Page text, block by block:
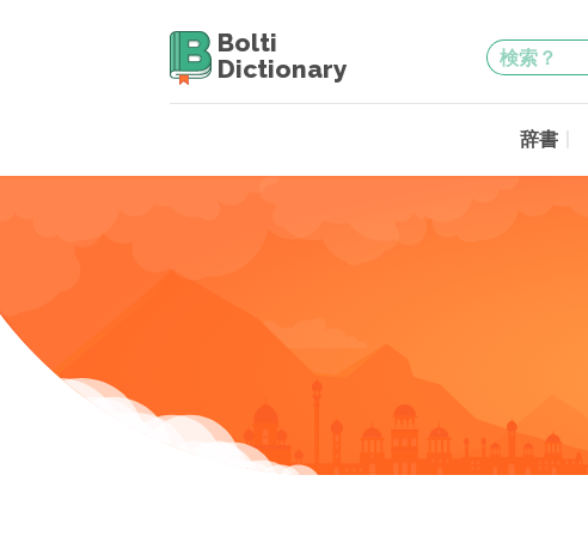
Bolti
Dictionary
辞書